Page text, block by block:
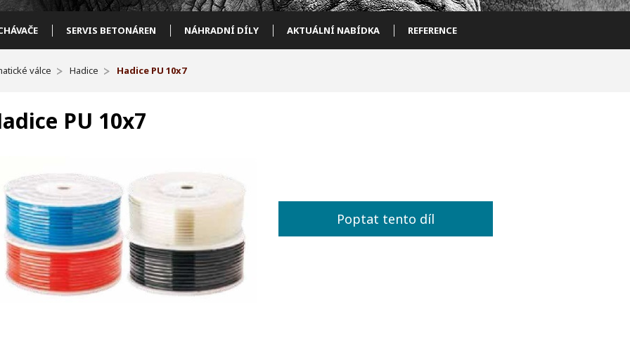
SERVIS BETONÁREN NÁHRADNÍ DÍLY AKTUÁLNÍ NABÍDKA REFERENCE
válce Hadice Hadice PU 10x7
PU 10x7
Poptat tento díl